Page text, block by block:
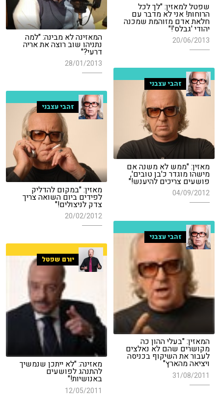
שפטל למאזין: "לך לכל
הרוחות! אני לא מדבר עם
חלאת אדם מזוהמת שמכנה
יהודי 'גבלס'!"
20/06/2013 המאזינה לא מבינה: "למה
נתניהו שוב רוצה את אריה
דרעי?"
28/01/2013
זהבי עצבני
מאזין: "ממש לא משנה אם
מישהו מוגדר כ'בן טובים',
פושעים צריכים להיענש!"
04/09/2012
זהבי עצבני
מאזין: "במקום להדליק
לפידים ביום השואה צריך
צדק לניצולים!"
20/02/2012
זהבי עצבני
המאזין: "בעלי ההון כה
מקושרים שהם לא נאלצים
לעבור את השיקוף בכניסה
ויציאה מהארץ"
31/08/2011
יורם שפטל
מאזינה: "לא ייתכן שנמשיך
להתנהג לפושעים
באנושיות!"
12/05/2011